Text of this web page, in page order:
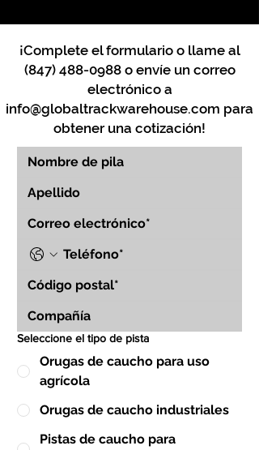
¡Complete el formulario o llame al
(847) 488-0988o envíe un correo
electrónico a
info@globaltrackwarehouse.com para
obtener una cotización!
Seleccione el tipo de pista
Orugas de caucho para uso
agrícola
Orugas de caucho industriales
Pistas de caucho para